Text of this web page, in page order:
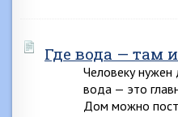
Где вода — там
Человеку
вода — это
Дом можно